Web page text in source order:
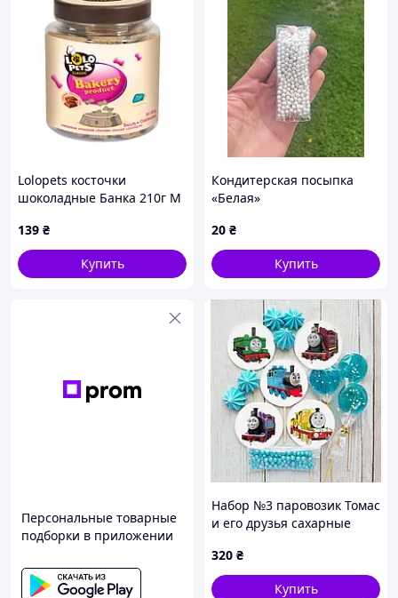
Lolopets косточки
шоколадные Банка 210г M
139 ₴
Купить
Кондитерская посыпка
«Белая»
20 ₴
Купить
Персональные товарные
подборки в приложении
Набор №3 паровозик Томас
и его друзья сахарные
мастике 5 шт, 5,5 см с
декором
320 ₴
Купить